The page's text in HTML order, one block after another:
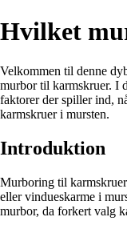
Hvilket
Velkommen til denne
murbor til karmskruer. I
faktorer der spiller ind,
karmskruer i mursten.
Introduktion
Murboring til
eller vindueskarme i
murbor, da forkert valg